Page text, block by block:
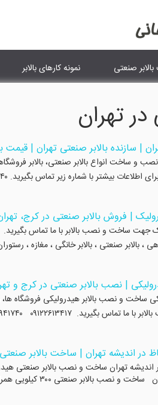
صنعتی نمونه کارهای بالابر
در تهران
| سازنده بالابر صنعتی تهران | قیمت
ساخت انواع بالابر صنعتی، بالابر فروشگاهی،
شماره زیر تماس بگیرید. ۰۹۱۹۷۹۴۱۷۴۰ ۰۹۱۲۲۶۱۳۴۱۷ بالابرها از آن دسته
| فروش بالابر صنعتی در کرج،
صنعتی ، بالابر خانگی ، مغازه ، رستوران و ویلچربر و ... با
| نصب بالابر صنعتی در کرج و
و نصب بالابر هیدرولیکی فروشگاه ها،
۰۹۱۹۷۹۴۱۷۴۰ فضای لازم برای نصب بالا
در اندیشه تهران | ساخت بالابر
همراه با حفاظ در